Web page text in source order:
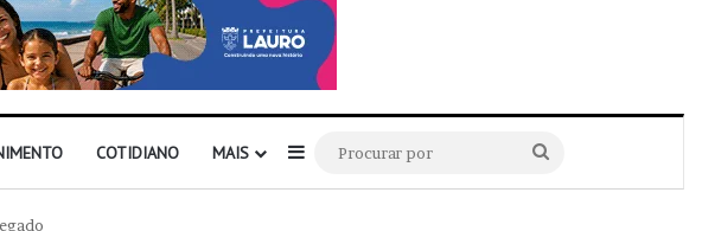
COTIDIANO MAIS Barra Lateral
por